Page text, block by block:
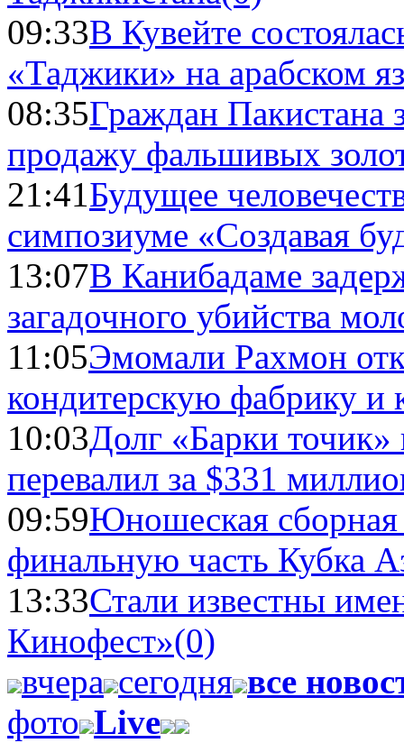
09:33В Кувейте
«Таджики» на арабском
08:35Граждан Пакистана
продажу фальшивых
21:41Будущее
симпозиуме «Создавая
13:07В Канибадаме
загадочного убийства
11:05Эмомали Рахмон
кондитерскую фабрику и
10:03Долг «Барки
перевалил за $331
09:59Юношеская
финальную часть Кубка
13:33Стали известны
Кинофест»(0)
вчера сегодня все
фото Live